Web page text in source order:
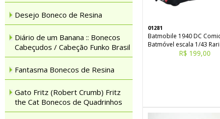
Desejo Boneco de Resina
Diário de um Banana :: Bonecos
Cabeçudos / Cabeção Funko Brasil
Fantasma Bonecos de Resina
Gato Fritz (Robert Crumb) Fritz
the Cat Bonecos de Quadrinhos
01281
Batmobile 1940 DC
Batmóvel escala 1/43
R$ 199,00